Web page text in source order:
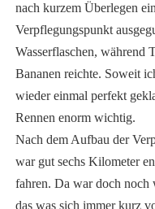
nach kurzem Überlegen
Verpflegungspunkt
Wasserflaschen, während
Bananen reichte. Soweit
wieder einmal perfekt
Rennen enorm wichtig.
Nach dem Aufbau der
war gut sechs Kilometer
fahren. Da war doch noch
das was sich immer kurz